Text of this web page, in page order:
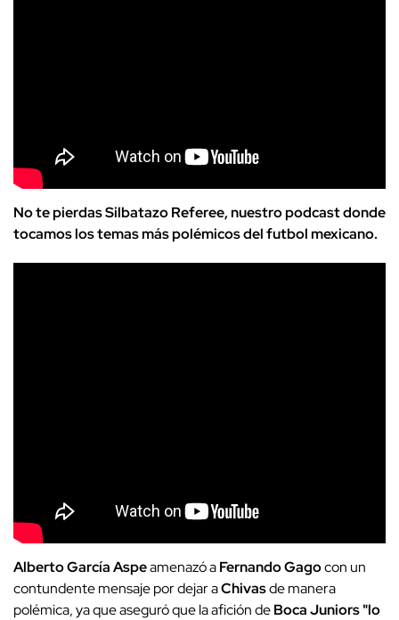
No te pierdas Silbatazo Referee, nuestro podcast donde
tocamos los temas más polémicos del futbol mexicano.
Alberto García Aspeamenazó aFernando Gagocon un
contundente mensaje por dejar aChivasde manera
polémica, ya que aseguró que la afición deBoca Juniors "lo